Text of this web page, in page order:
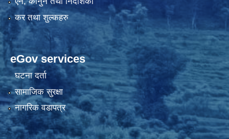
कर तथा शुल्कहरु
eGov services
घटना दर्ता
सामाजिक सुरक्षा
नागरिक वडापत्र